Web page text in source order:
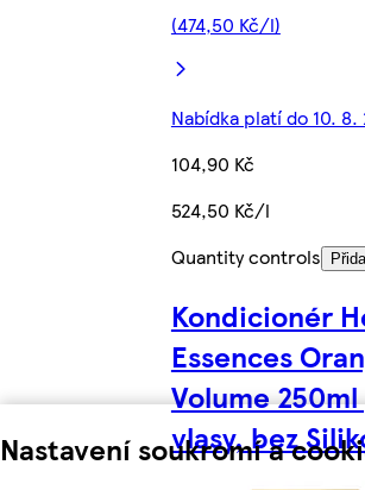
Nastavení soukromí a
(474,50 Kč/l)
Nabídka platí do 10. 8.
104,90 Kč
524,50 Kč/l
Quantity controls
Kondicionér
Essences
Volume
vlasy, bez